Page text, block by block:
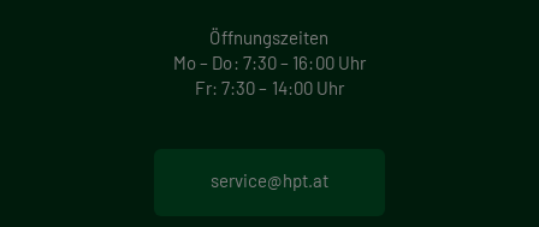
Öffnungszeiten
Mo – Do: 7:30 – 16:00 Uhr
Fr: 7:30 – 14:00 Uhr
service@hpt.at